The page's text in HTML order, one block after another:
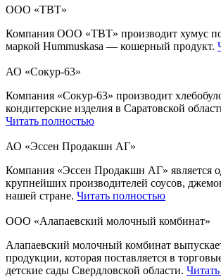
ООО «ТВТ»
Компания ООО «ТВТ» производит хумус
маркой Hummuskasa — кошерный продукт.
АО «Сокур-63»
Компания «Сокур-63» производит
кондитерские изделия в Саратовской
Читать полностью
АО «Эссен Продакшн АГ»
Компания «Эссен Продакшн АГ» является
крупнейших производителей соусов,
нашей стране. Читать полностью
ООО «Алапаевский молочный комбинат»
Алапаевский молочный комбинат
продукции, которая поставляется в
детские сады Свердловской области.